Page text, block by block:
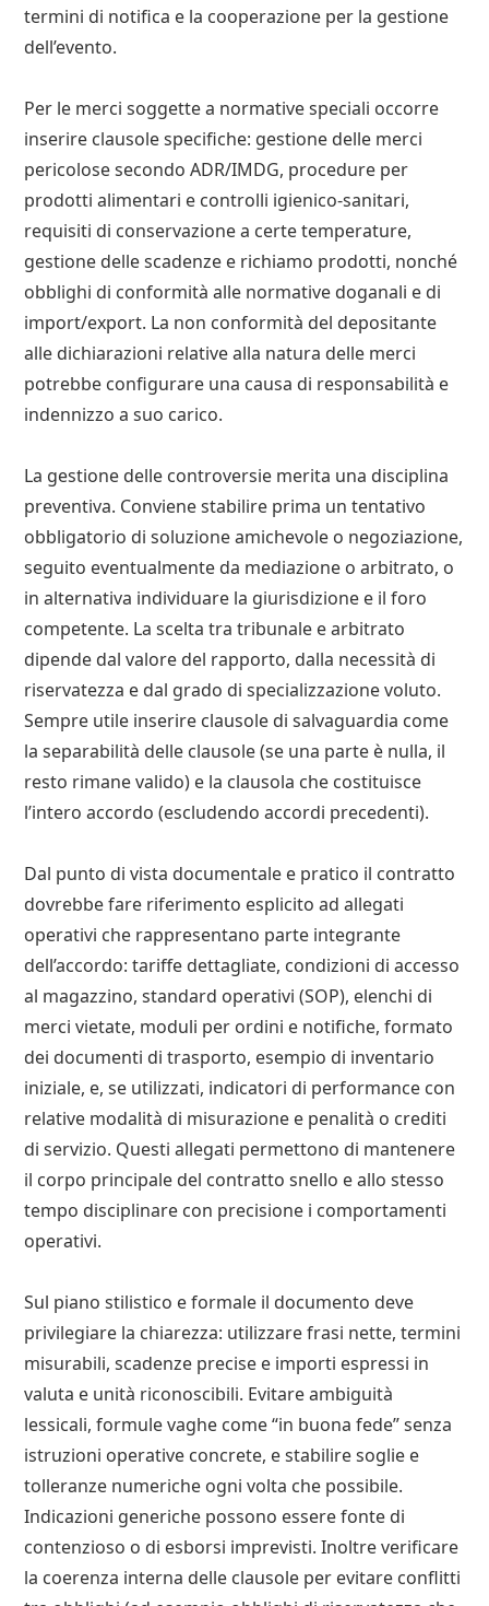
termini di notifica e la cooperazione per la gestione
dell’evento.
Per le merci soggette a normative speciali occorre
inserire clausole specifiche: gestione delle merci
pericolose secondo ADR/IMDG, procedure per
prodotti alimentari e controlli igienico‑sanitari,
requisiti di conservazione a certe temperature,
gestione delle scadenze e richiamo prodotti, nonché
obblighi di conformità alle normative doganali e di
import/export. La non conformità del depositante
alle dichiarazioni relative alla natura delle merci
potrebbe configurare una causa di responsabilità e
indennizzo a suo carico.
La gestione delle controversie merita una disciplina
preventiva. Conviene stabilire prima un tentativo
obbligatorio di soluzione amichevole o negoziazione,
seguito eventualmente da mediazione o arbitrato, o
in alternativa individuare la giurisdizione e il foro
competente. La scelta tra tribunale e arbitrato
dipende dal valore del rapporto, dalla necessità di
riservatezza e dal grado di specializzazione voluto.
Sempre utile inserire clausole di salvaguardia come
la separabilità delle clausole (se una parte è nulla, il
resto rimane valido) e la clausola che costituisce
l’intero accordo (escludendo accordi precedenti).
Dal punto di vista documentale e pratico il contratto
dovrebbe fare riferimento esplicito ad allegati
operativi che rappresentano parte integrante
dell’accordo: tariffe dettagliate, condizioni di accesso
al magazzino, standard operativi (SOP), elenchi di
merci vietate, moduli per ordini e notifiche, formato
dei documenti di trasporto, esempio di inventario
iniziale, e, se utilizzati, indicatori di performance con
relative modalità di misurazione e penalità o crediti
di servizio. Questi allegati permettono di mantenere
il corpo principale del contratto snello e allo stesso
tempo disciplinare con precisione i comportamenti
operativi.
Sul piano stilistico e formale il documento deve
privilegiare la chiarezza: utilizzare frasi nette, termini
misurabili, scadenze precise e importi espressi in
valuta e unità riconoscibili. Evitare ambiguità
lessicali, formule vaghe come “in buona fede” senza
istruzioni operative concrete, e stabilire soglie e
tolleranze numeriche ogni volta che possibile.
Indicazioni generiche possono essere fonte di
contenzioso o di esborsi imprevisti. Inoltre verificare
la coerenza interna delle clausole per evitare conflitti